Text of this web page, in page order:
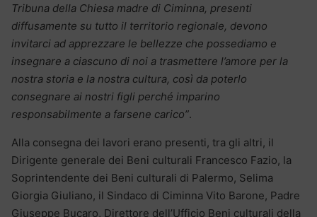
Tribuna della Chiesa madre di Ciminna, presenti
diffusamente su tutto il territorio regionale, devono
invitarci ad apprezzare le bellezze che possediamo e
insegnare a ciascuno di noi a trasmettere l’amore per la
nostra storia e la nostra cultura, così da poterlo
consegnare ai nostri figli perché imparino
responsabilmente a farsene carico”.
Alla consegna dei lavori erano presenti, tra gli altri, il
Dirigente generale dei Beni culturali Francesco Fazio, la
Soprintendente dei Beni culturali di Palermo, Selima
Giorgia Giuliano, il Sindaco di Ciminna Vito Barone, Padre
Giuseppe Bucaro, Direttore dell’Ufficio Beni culturali della